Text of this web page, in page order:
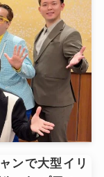
ンで大型イリ